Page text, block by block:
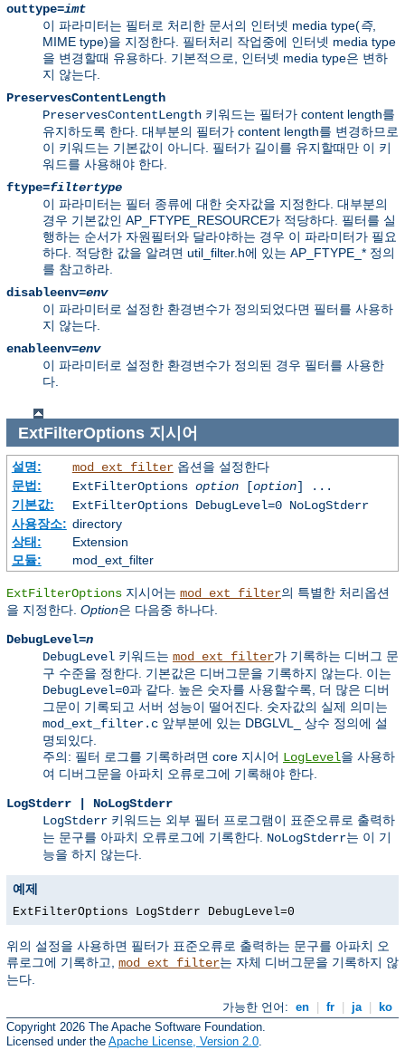
outtype=imt
이 파라미터는 필터로 처리한 문서의 인터넷 media type(즉,
MIME type)을 지정한다. 필터처리 작업중에 인터넷 media type
을 변경할때 유용하다. 기본적으로, 인터넷 media type은 변하
지 않는다.
PreservesContentLength
PreservesContentLength 키워드는 필터가 content length를
유지하도록 한다. 대부분의 필터가 content length를 변경하므로
이 키워드는 기본값이 아니다. 필터가 길이를 유지할때만 이 키
워드를 사용해야 한다.
ftype=filtertype
이 파라미터는 필터 종류에 대한 숫자값을 지정한다. 대부분의
경우 기본값인 AP_FTYPE_RESOURCE가 적당하다. 필터를 실
행하는 순서가 자원필터와 달라야하는 경우 이 파라미터가 필요
하다. 적당한 값을 알려면 util_filter.h에 있는 AP_FTYPE_* 정의
를 참고하라.
disableenv=env
이 파라미터로 설정한 환경변수가 정의되었다면 필터를 사용하
지 않는다.
enableenv=env
이 파라미터로 설정한 환경변수가 정의된 경우 필터를 사용한
다.
ExtFilterOptions지시어
설명: mod_ext_filter옵션을 설정한다
문법:
ExtFilterOptions option[option] ...
기본값:
ExtFilterOptions DebugLevel=0 NoLogStderr
사용장소: directory
상태:
Extension
모듈:
mod_ext_filter
ExtFilterOptions 지시어는 mod_ext_filter의 특별한 처리옵션
을 지정한다. Option은 다음중 하나다.
DebugLevel=n
DebugLevel 키워드는 mod_ext_filter가 기록하는 디버그 문
구 수준을 정한다. 기본값은 디버그문을 기록하지 않는다. 이는
DebugLevel=0과 같다. 높은 숫자를 사용할수록, 더 많은 디버
그문이 기록되고 서버 성능이 떨어진다. 숫자값의 실제 의미는
mod_ext_filter.c 앞부분에 있는 DBGLVL_ 상수 정의에 설
명되있다.
주의: 필터 로그를 기록하려면 core 지시어 LogLevel을 사용하
여 디버그문을 아파치 오류로그에 기록해야 한다.
LogStderr | NoLogStderr
LogStderr 키워드는 외부 필터 프로그램이 표준오류로 출력하
는 문구를 아파치 오류로그에 기록한다. NoLogStderr는 이 기
능을 하지 않는다.
예제
ExtFilterOptions LogStderr DebugLevel=0
위의 설정을 사용하면 필터가 표준오류로 출력하는 문구를 아파치 오
류로그에 기록하고, mod_ext_filter는 자체 디버그문을 기록하지 않
는다.
가능한 언어: en fr ja
ko
Copyright 2026 The Apache Software Foundation.
Licensed under the Apache License, Version 2.0.